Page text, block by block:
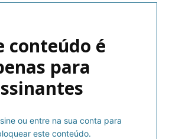
conteúdo é
para
ou entre na sua conta para
este conteúdo.